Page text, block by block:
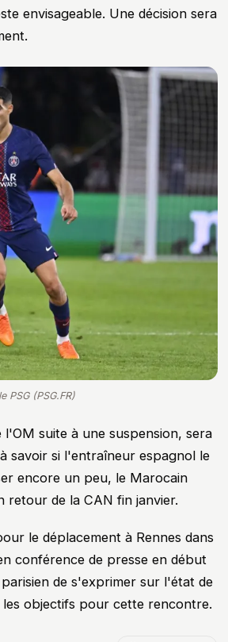
envisageable. Une décision sera
PSG (PSG.FR)
suite à une suspension, sera
savoir si l'entraîneur espagnol le
encore un peu, le Marocain
retour de la CAN fin janvier.
le déplacement à Rennes dans
conférence de presse en début
de s'exprimer sur l'état de
les objectifs pour cette rencontre.